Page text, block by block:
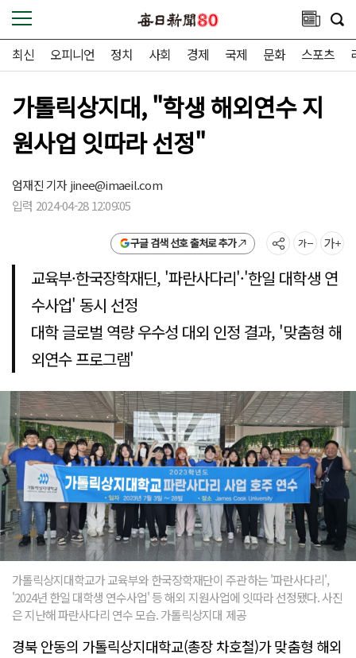
최신 오피니언 정치 사회 경제 국제 문화 스포츠
가톨릭상지대, "학생 해외연수 지
원사업 잇따라 선정"
엄재진 기자jinee@imaeil.com
입력 2024-04-28 12:09:05
구글 검색 선호 출처로 추가
교육부·한국장학재딘, '파란사다리'·'한일 대학생 연
수사업' 동시 선정
대학 글로벌 역량 우수성 대외 인정 결과, '맞춤형 해
외연수 프로그램'
가톨릭상지대학교가 교육부와 한국장학재단이 주관하는 '파란사다리',
'2024년 한일 대학생 연수사업' 등 해외 지원사업에 잇따라 선정됐다. 사진
은 지난해 파란사다리 연수 모습. 가톨릭상지대 제공
경북 안동의 가톨릭상지대학교(총장 차호철)가 맞춤형 해외